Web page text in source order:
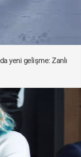
yeni gelişme: Zanlı